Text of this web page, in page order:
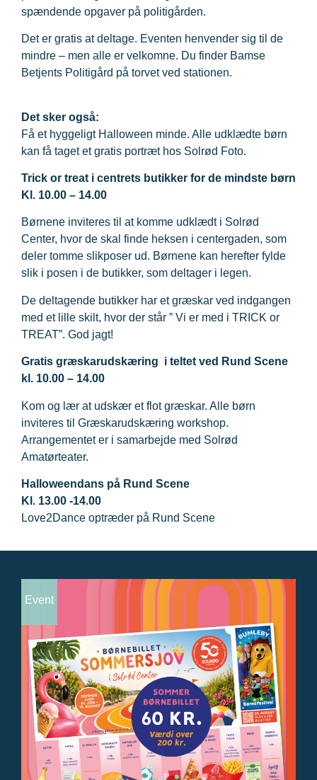
spændende opgaver på politigården.
Det er gratis at deltage. Eventen henvender sig til de
mindre – men alle er velkomne. Du finder Bamse
Betjents Politigård på torvet ved stationen.
Det sker også:
Få et hyggeligt Halloween minde. Alle udklædte børn
kan få taget et gratis portræt hos Solrød Foto.
Trick or treat i centrets butikker for de mindste børn
Kl. 10.00 – 14.00
Børnene inviteres til at komme udklædt i Solrød
Center, hvor de skal finde heksen i centergaden, som
deler tomme slikposer ud. Børnene kan herefter fylde
slik i posen i de butikker, som deltager i legen.
De deltagende butikker har et græskar ved indgangen
med et lille skilt, hvor der står ” Vi er med i TRICK or
TREAT”. God jagt!
Gratis græskarudskæring i teltet ved Rund Scene
kl. 10.00 – 14.00
Kom og lær at udskær et flot græskar. Alle børn
inviteres til Græskarudskæring workshop.
Arrangementet er i samarbejde med Solrød
Amatørteater.
Halloweendans på Rund Scene
Kl. 13.00 -14.00
Love2Dance optræder på Rund Scene
Event